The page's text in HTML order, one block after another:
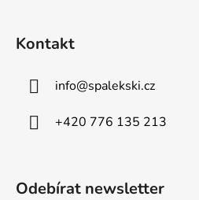
Kontakt
info@spalekski.cz
+420 776 135 213
Odebírat newsletter